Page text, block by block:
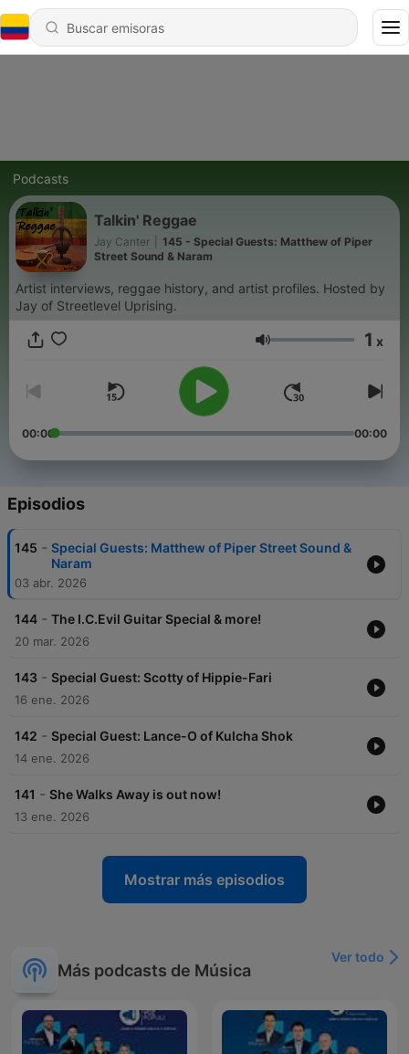
Podcasts
Talkin' Reggae
Jay Canter
145 - Special Guests: Matthew of Piper
Street Sound & Naram
Artist interviews, reggae history, and artist profiles. Hosted by
Jay of Streetlevel Uprising.
Volumen 1 x
00:00 00:00
Episodios
145 - Special Guests: Matthew of Piper Street Sound &
Naram
03 abr. 2026
144 - The I.C.Evil Guitar Special & more!
20 mar. 2026
143 - Special Guest: Scotty of Hippie-Fari
16 ene. 2026
142 - Special Guest: Lance-O of Kulcha Shok
14 ene. 2026
141 - She Walks Away is out now!
13 ene. 2026
Mostrar más episodios
Más podcasts de Música
Ver todo